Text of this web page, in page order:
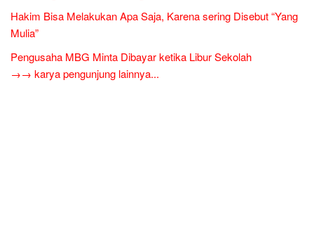
Hakim Bisa Melakukan Apa Saja, Karena sering Disebut “Yang
Mulia”
Pengusaha MBG Minta Dibayar ketika Libur Sekolah
→→ karya pengunjung lainnya...